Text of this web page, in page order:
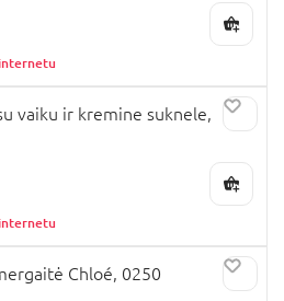
vaiku ir kremine suknele,
Chloé, 0250